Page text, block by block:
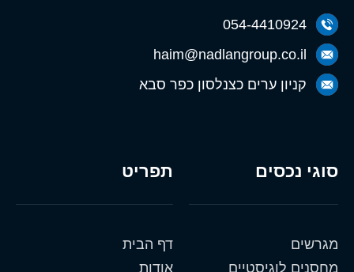
תפריט
דף הבית
אודות
סוגי נכסים
מגרשים
מחסנים לוגיסטיים
054-4410924
haim@nadlangroup.co.il
קניון ערים כצנלסון כפר סבא